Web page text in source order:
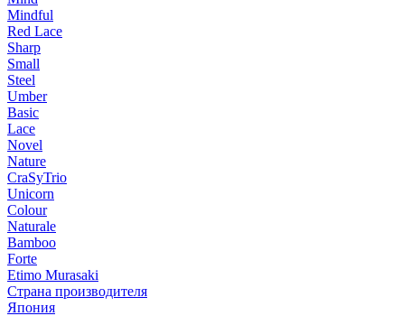
Mindful
Red Lace
Sharp
Small
Steel
Umber
Basic
Lace
Novel
Nature
CraSyTrio
Unicorn
Colour
Naturale
Bamboo
Forte
Etimo Murasaki
Страна производителя
Япония